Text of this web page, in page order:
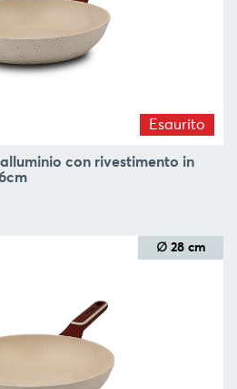
Esaurito
con rivestimento in
∅ 28 cm